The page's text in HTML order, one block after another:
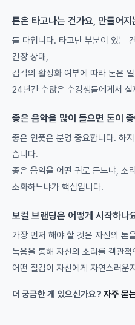
톤은 타고나는 건가요, 만들어지
둘 다입니다. 타고난 부분이 있는
긴장 상태,
감각의 활성화 여부에 따라 톤은
24년간 수많은 수강생들에게서
좋은 음악을 많이 들으면 톤이
좋은 인풋은 분명 중요합니다. 하
습니다.
좋은 음악을 어떤 귀로 듣느냐, 소
소화하느냐가 핵심입니다.
보컬 브랜딩은 어떻게 시작하나
가장 먼저 해야 할 것은 자신의 톤
녹음을 통해 자신의 소리를 객관적
어떤 질감이 자신에게 자연스러운
더 궁금한 게 있으신가요? 자주 묻